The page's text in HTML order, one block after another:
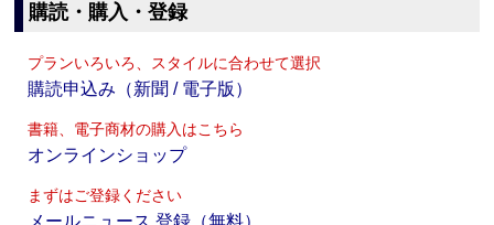
購読・購入・登録
プランいろいろ、スタイルに合わせて選択
購読申込み（新聞 / 電子版）
書籍、電子商材の購入はこちら
オンラインショップ
まずはご登録ください